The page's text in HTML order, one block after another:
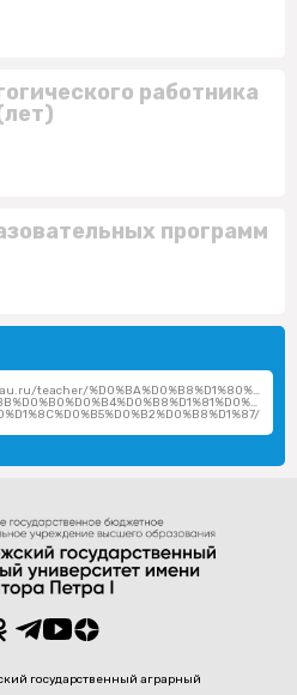
работника
программ
teacher/
государственный аграрный